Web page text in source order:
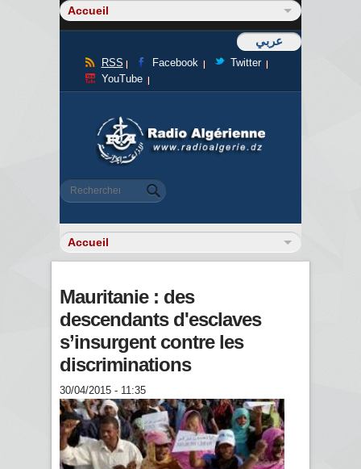
عربي
RSS Facebook
Twitter
YouTube
Formulaire de recherche
Rechercher
Mauritanie : des
descendants d'esclaves
s’insurgent contre les
discriminations
30/04/2015 - 11:35